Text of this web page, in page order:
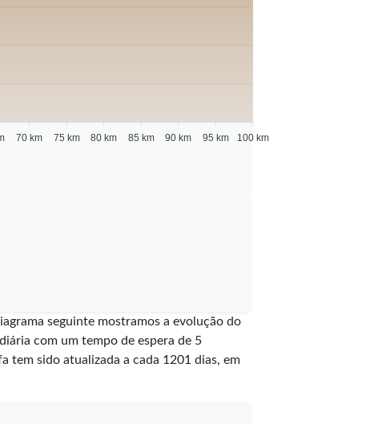
70 km 75 km 80 km 85 km 90 km 95 km 100 km
seguinte mostramos a evolução do
com um tempo de espera de 5
tem sido atualizada a cada 1201 dias, em